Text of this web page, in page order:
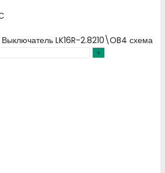
Выключатель LK16R-2.8210\OB4 схема